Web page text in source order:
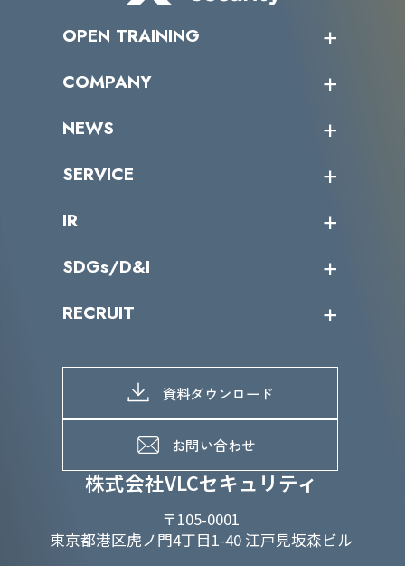
株式会社VLCセキュリティ
〒105-0001
東京都港区虎ノ門4丁目1-40 江戸見坂森ビル
OPEN TRAINING
受講者の声
COMPANY
トップメッセージ
ミッション／ビジョン
パートナー企業一覧
NEWS
サイバーニュース
SERVICE
カテゴリー別サービス一覧
IR
IRカレンダー
IRライブラリー
よくあるご質問
SDGs/D&I
当グループのマテリアリティ
SDGs推進体制
D&Iの取り組み
RECRUIT
募集職種一覧
メッセージ
メンバーインタビュー
資料ダウンロード
お問い合わせ